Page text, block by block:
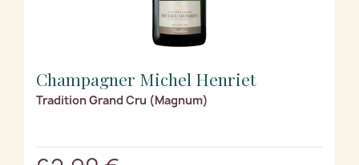
Champagner Michel Henriet
Tradition Grand Cru (Magnum)